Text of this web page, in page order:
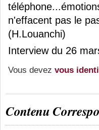
n'effacent pas le
(H.Louanchi)
Interview du 26
Vous devez vous
Contenu